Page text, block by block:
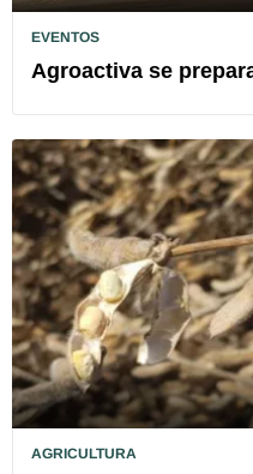
EVENTOS
Agroactiva se
AGRICULTURA